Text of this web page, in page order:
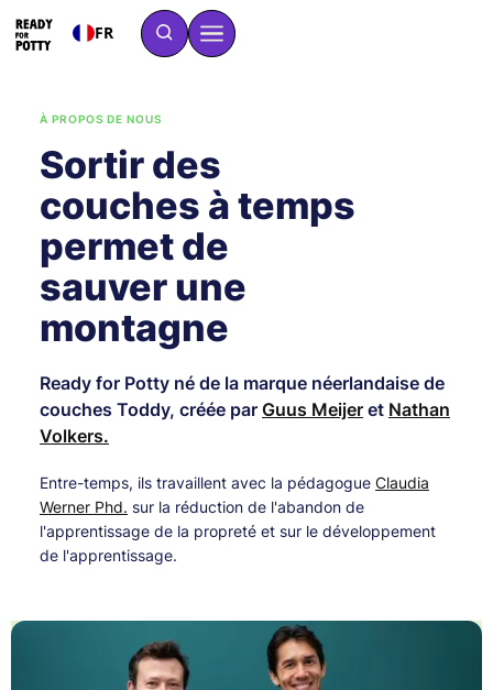
FR
À PROPOS DE NOUS
Sortir des
couches à temps
permet de
sauver une
montagne
Ready for Potty né de la marque néerlandaise de
couches Toddy, créée par Guus Meijer et Nathan
Volkers.
Entre-temps, ils travaillent avec la pédagogue Claudia
Werner Phd. sur la réduction de l'abandon de
l'apprentissage de la propreté et sur le développement
de l'apprentissage.